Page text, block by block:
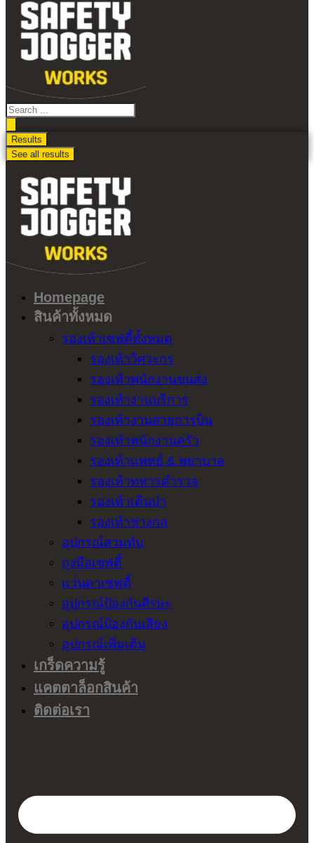
เนื้อหา
Search
...
Results
See all results
Homepage
สินค้าทั้งหมด
รองเท้าเซฟตี้ทั้งหมด
รองเท้าวิศวะกร
รองเท้าพนักงานขนส่ง
รองเท้างานบริการ
รองเท้างานสายการบิน
รองเท้าพนักงานครัว
รองเท้าแพทย์ & พยาบาล
รองเท้าทหารตำรวจ
รองเท้าเดินป่า
รองเท้าช่างกล
อุปกรณ์สวมทับ
ถุงมือเซฟตี้
แว่นตาเซฟตี้
อุปกรณ์ป้องกันศีรษะ
อุปกรณ์ป้องกันเสียง
อุปกรณ์เพิ่มเติม
เกร็ดความรู้
แคตตาล็อกสินค้า
ติดต่อเรา